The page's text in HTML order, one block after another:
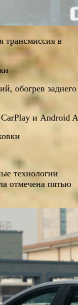
трансмиссия в
обогрев заднего
и Android
технологии
отмечена пятью